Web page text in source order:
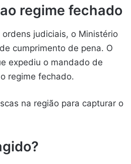
regime fechado
judiciais, o Ministério
cumprimento de pena. O
expediu o mandado de
regime fechado.
na região para capturar o